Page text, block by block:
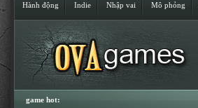
Hành động Indie Nhập vai Mô phỏng
game hot: